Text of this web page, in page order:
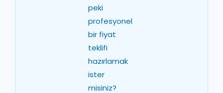
peki
profesyonel
bir fiyat
teklifi
hazırlamak
ister
misiniz?